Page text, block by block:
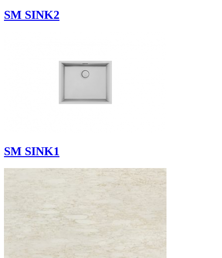
SM SINK2
SM SINK1